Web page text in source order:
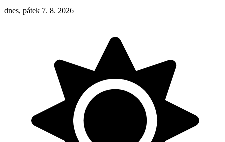
dnes, pátek 7. 8. 2026